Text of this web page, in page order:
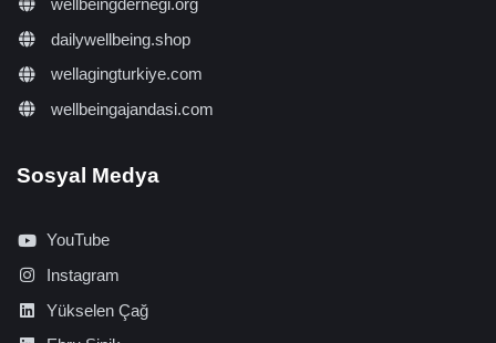
wellbeingdernegi.org
dailywellbeing.shop
wellagingturkiye.com
wellbeingajandasi.com
Sosyal Medya
YouTube
Instagram
Yükselen Çağ